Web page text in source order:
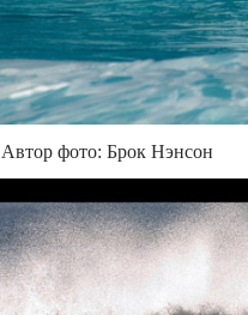
фото: Брок Нэнсон